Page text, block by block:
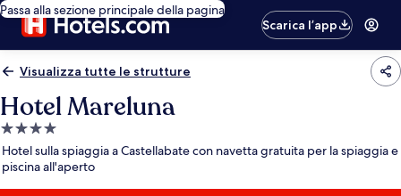
Passa alla sezione principale della pagina
Scarica l’app
Visualizza tutte le strutture
Hotel Mareluna
Struttura
a
4.0
stelle
Hotel sulla spiaggia a Castellabate con navetta gratuita per la spiaggia e
piscina all'aperto